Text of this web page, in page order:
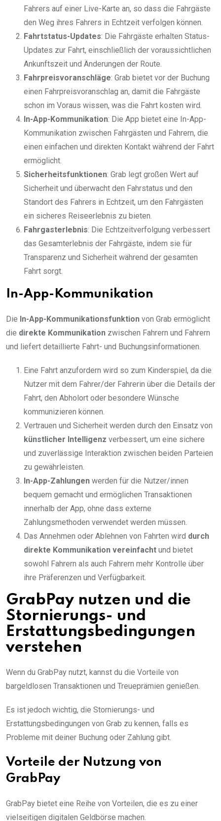
Fahrers auf einer Live-Karte an, so dass die Fahrgäste
den Weg ihres Fahrers in Echtzeit verfolgen können.
Fahrtstatus-Updates: Die Fahrgäste erhalten Status-
Updates zur Fahrt, einschließlich der voraussichtlichen
Ankunftszeit und Änderungen der Route.
Fahrpreisvoranschläge: Grab bietet vor der Buchung
einen Fahrpreisvoranschlag an, damit die Fahrgäste
schon im Voraus wissen, was die Fahrt kosten wird.
In-App-Kommunikation: Die App bietet eine In-App-
Kommunikation zwischen Fahrgästen und Fahrern, die
einen einfachen und direkten Kontakt während der Fahrt
ermöglicht.
Sicherheitsfunktionen: Grab legt großen Wert auf
Sicherheit und überwacht den Fahrstatus und den
Standort des Fahrers in Echtzeit, um den Fahrgästen
ein sicheres Reiseerlebnis zu bieten.
Fahrgasterlebnis: Die Echtzeitverfolgung verbessert
das Gesamterlebnis der Fahrgäste, indem sie für
Transparenz und Sicherheit während der gesamten
Fahrt sorgt.
In-App-Kommunikation
Die In-App-Kommunikationsfunktion von Grab ermöglicht
die direkte Kommunikation zwischen Fahrern und Fahrern
und liefert detaillierte Fahrt- und Buchungsinformationen.
Eine Fahrt anzufordern wird so zum Kinderspiel, da die
Nutzer mit dem Fahrer/der Fahrerin über die Details der
Fahrt, den Abholort oder besondere Wünsche
kommunizieren können.
Vertrauen und Sicherheit werden durch den Einsatz von
künstlicher Intelligenz verbessert, um eine sichere
und zuverlässige Interaktion zwischen beiden Parteien
zu gewährleisten.
In-App-Zahlungen werden für die Nutzer/innen
bequem gemacht und ermöglichen Transaktionen
innerhalb der App, ohne dass externe
Zahlungsmethoden verwendet werden müssen.
Das Annehmen oder Ablehnen von Fahrten wird durch
direkte Kommunikation vereinfacht und bietet
sowohl Fahrern als auch Fahrern mehr Kontrolle über
ihre Präferenzen und Verfügbarkeit.
GrabPay nutzen und die
Stornierungs- und
Erstattungsbedingungen
verstehen
Wenn du GrabPay nutzt, kannst du die Vorteile von
bargeldlosen Transaktionen und Treueprämien genießen.
Es ist jedoch wichtig, die Stornierungs- und
Erstattungsbedingungen von Grab zu kennen, falls es
Probleme mit deiner Buchung oder Zahlung gibt.
Vorteile der Nutzung von
GrabPay
GrabPay bietet eine Reihe von Vorteilen, die es zu einer
vielseitigen digitalen Geldbörse machen.